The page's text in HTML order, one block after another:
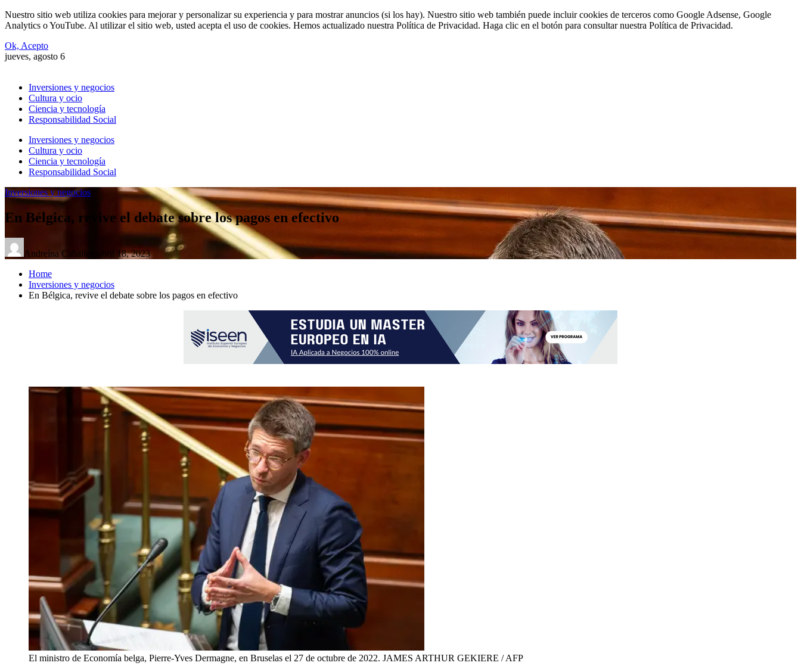
Nuestro sitio web utiliza cookies para mejorar y personalizar su experiencia y para mostrar anuncios (si los hay). Nuestro sitio web también puede incluir cookies de terceros como Google Adsense, Google
Analytics o YouTube. Al utilizar el sitio web, usted acepta el uso de cookies. Hemos actualizado nuestra Política de Privacidad. Haga clic en el botón para consultar nuestra Política de Privacidad.
Ok, Acepto
jueves, agosto 6
Inversiones y negocios
Cultura y ocio
Ciencia y tecnología
Responsabilidad Social
Inversiones y negocios
Cultura y ocio
Ciencia y tecnología
Responsabilidad Social
Inversiones y negocios
En Bélgica, revive el debate sobre los pagos en efectivo
Andreína Caballero
abril 18, 2023
Home
Inversiones y negocios
En Bélgica, revive el debate sobre los pagos en efectivo
El ministro de Economía belga, Pierre-Yves Dermagne, en Bruselas el 27 de octubre de 2022. JAMES ARTHUR GEKIERE / AFP